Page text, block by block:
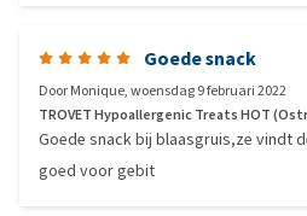
Goede snack
DoorMonique,woensdag 9 februari 2022
TROVET Hypoallergenic Treats HOT
Goede snack bij blaasgruis,ze vindt
goed voor gebit